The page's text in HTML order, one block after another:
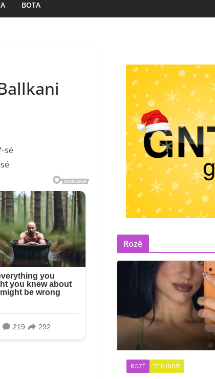
BOTA
Rozë
ROZË TË FUNDIT